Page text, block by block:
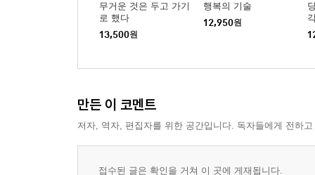
오해를 부르는 말
“너는 부모를 무시하니?”
사려 깊지 않은 말
“넌 너무 이기적이야, 내가 네 종이냐?”
누구나 자신의 문제가 절박합니다
괴롭히는 말
무거운 것은 두고 가기
로 했다
13,500원
행복의 기술
12,950원
만든 이 코멘트
저자, 역자, 편집자를 위한 공간입니다. 독자들에게 전하
접수된 글은 확인을 거쳐 이 곳에 게재됩니다.